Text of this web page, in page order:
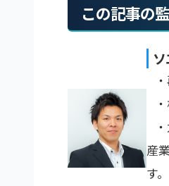
この記事の
産
す